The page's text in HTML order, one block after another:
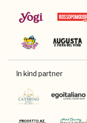
In kind partner